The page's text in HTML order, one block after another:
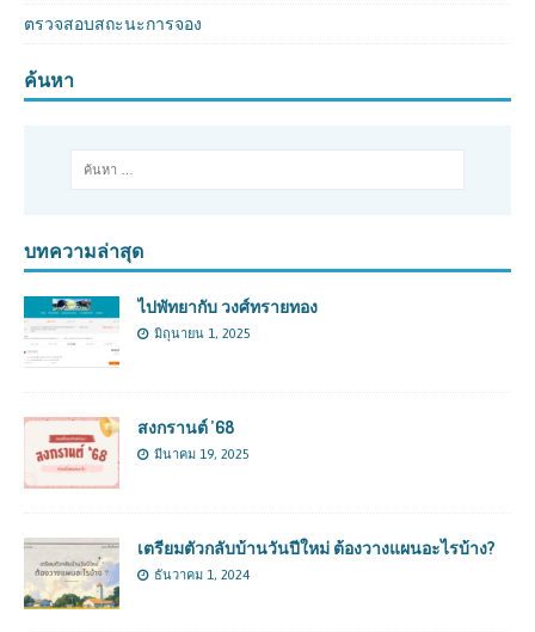
ตรวจสอบสถะนะการจอง
ค้นหา
บทความล่าสุด
ไปพัทยากับ วงศ์ทรายทอง
มิถุนายน 1, 2025
สงกรานต์ ’68
มีนาคม 19, 2025
เตรียมตัวกลับบ้านวันปีใหม่ ต้องวางแผนอะไรบ้าง?
ธันวาคม 1, 2024